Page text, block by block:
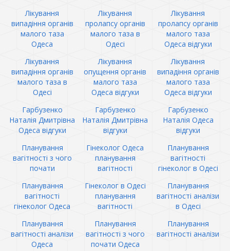
Лікування
випадіння органів
малого таза
Одеса
Лікування
пролапсу органів
малого таза в
Одесі
Лікування
пролапсу органів
малого таза
Одеса відгуки
Лікування
випадіння органів
малого таза в
Одесі
Лікування
опущення органів
малого таза
Одеса відгуки
Лікування
випадіння органів
малого таза
Одеса відгуки
Гарбузенко
Наталія Дмитрівна
Одеса відгуки
Гарбузенко
Наталія Дмитрівна
відгуки
Гарбузенко
Наталія Одеса
відгуки
Планування
вагітності з чого
почати
Гінеколог Одеса
планування
вагітності
Планування
вагітності
гінеколог в Одесі
Планування
вагітності
гінеколог Одеса
Гінеколог в Одесі
планування
вагітності
Планування
вагітності аналізи
в Одесі
Планування
вагітності аналізи
Одеса
Планування
вагітності з чого
почати Одеса
Планування
вагітності аналізи